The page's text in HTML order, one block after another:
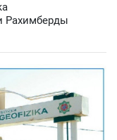
Рахимберды